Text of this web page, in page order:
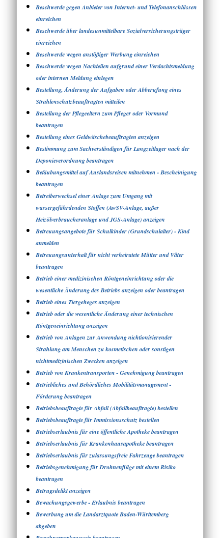
Beschwerde gegen Anbieter von Internet- und Telefonanschlüssen
einreichen
Beschwerde über landesunmittelbare Sozialversicherungsträger
einreichen
Beschwerde wegen anstößiger Werbung einreichen
Beschwerde wegen Nachteilen aufgrund einer Verdachtsmeldung
oder internen Meldung einlegen
Bestellung, Änderung der Aufgaben oder Abberufung eines
Strahlenschutzbeauftragten mitteilen
Bestellung der Pflegeeltern zum Pfleger oder Vormund
beantragen
Bestellung eines Geldwäschebeauftragten anzeigen
Bestimmung zum Sachverständigen für Langzeitlager nach der
Deponieverordnung beantragen
Betäubungsmittel auf Auslandsreisen mitnehmen - Bescheinigung
beantragen
Betreiberwechsel einer Anlage zum Umgang mit
wassergefährdenden Stoffen (AwSV-Anlage, außer
Heizölverbraucheranlage und JGS-Anlage) anzeigen
Betreuungsangebote für Schulkinder (Grundschulalter) - Kind
anmelden
Betreuungsunterhalt für nicht verheiratete Mütter und Väter
beantragen
Betrieb einer medizinischen Röntgeneinrichtung oder die
wesentliche Änderung des Betriebs anzeigen oder beantragen
Betrieb eines Tiergeheges anzeigen
Betrieb oder die wesentliche Änderung einer technischen
Röntgeneinrichtung anzeigen
Betrieb von Anlagen zur Anwendung nichtionisierender
Strahlung am Menschen zu kosmetischen oder sonstigen
nichtmedizinischen Zwecken anzeigen
Betrieb von Krankentransporten - Genehmigung beantragen
Betriebliches und Behördliches Mobilitätsmanagement -
Förderung beantragen
Betriebsbeauftragte für Abfall (Abfallbeauftragte) bestellen
Betriebsbeauftragte für Immissionsschutz bestellen
Betriebserlaubnis für eine öffentliche Apotheke beantragen
Betriebserlaubnis für Krankenhausapotheke beantragen
Betriebserlaubnis für zulassungsfreie Fahrzeuge beantragen
Betriebsgenehmigung für Drohnenflüge mit einem Risiko
beantragen
Betrugsdelikt anzeigen
Bewachungsgewerbe - Erlaubnis beantragen
Bewerbung um die Landarztquote Baden-Württemberg
abgeben